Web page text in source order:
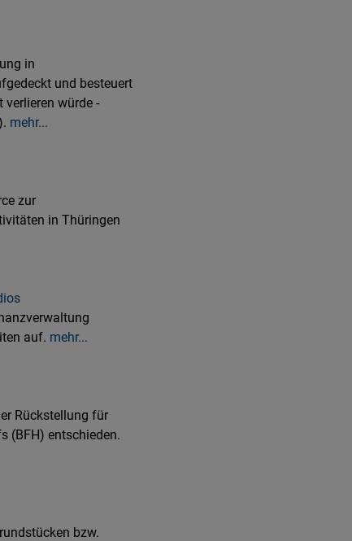
in
und besteuert
würde -
mehr...
zur
in Thüringen
auf. mehr...
Rückstellung für
(BFH) entschieden.
bzw.